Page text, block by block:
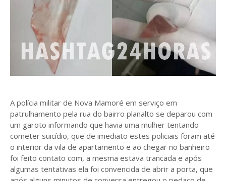
A polícia militar de Nova Mamoré em serviço em
patrulhamento pela rua do bairro planalto se deparou com
um garoto informando que havia uma mulher tentando
cometer suicídio, que de imediato estes policiais foram até
o interior da vila de apartamento e ao chegar no banheiro
foi feito contato com, a mesma estava trancada e após
algumas tentativas ela foi convencida de abrir a porta, que